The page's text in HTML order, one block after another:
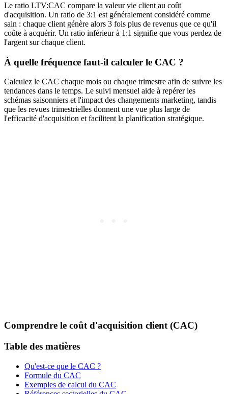
Le ratio LTV:CAC compare la valeur vie client au coût
d'acquisition. Un ratio de 3:1 est généralement considéré comme
sain : chaque client génère alors 3 fois plus de revenus que ce qu'il
coûte à acquérir. Un ratio inférieur à 1:1 signifie que vous perdez de
l'argent sur chaque client.
À quelle fréquence faut-il calculer le CAC ?
Calculez le CAC chaque mois ou chaque trimestre afin de suivre les
tendances dans le temps. Le suivi mensuel aide à repérer les
schémas saisonniers et l'impact des changements marketing, tandis
que les revues trimestrielles donnent une vue plus large de
l'efficacité d'acquisition et facilitent la planification stratégique.
Comprendre le coût d'acquisition client (CAC)
Table des matières
Qu'est-ce que le CAC ?
Formule du CAC
Exemples de calcul du CAC